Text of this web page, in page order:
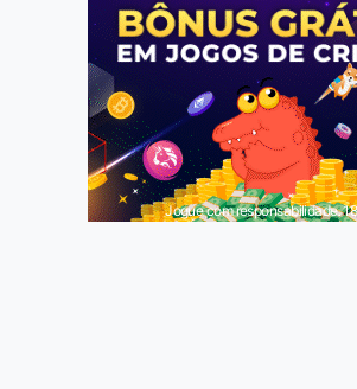
Jogue com responsabilidade.